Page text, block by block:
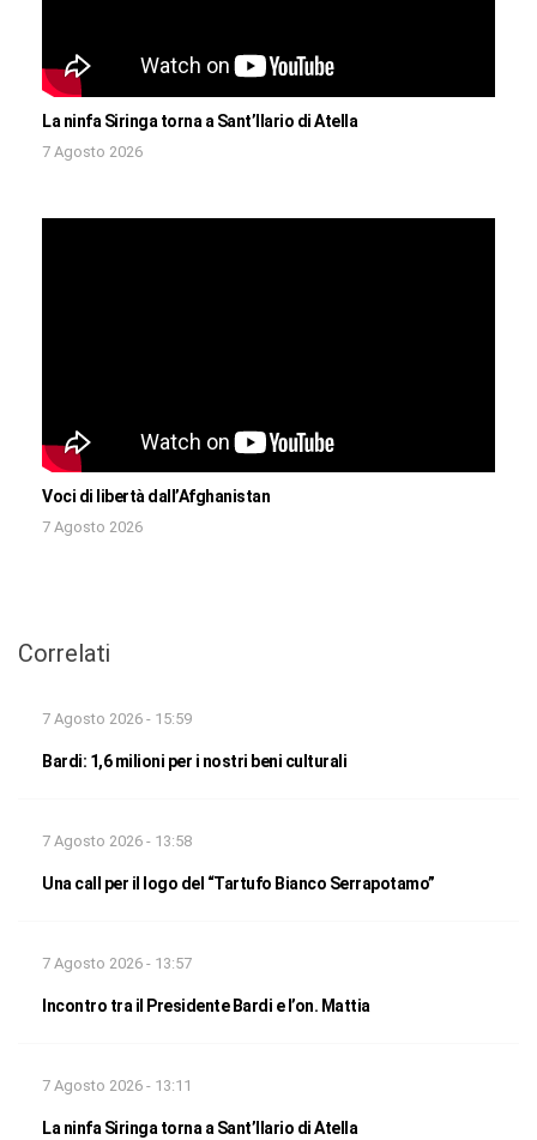
La ninfa Siringa torna a Sant’Ilario di Atella
7 Agosto 2026
Voci di libertà dall’Afghanistan
7 Agosto 2026
Correlati
7 Agosto 2026 - 15:59
Bardi: 1,6 milioni per i nostri beni culturali
7 Agosto 2026 - 13:58
Una call per il logo del “Tartufo Bianco Serrapotamo”
7 Agosto 2026 - 13:57
Incontro tra il Presidente Bardi e l’on. Mattia
7 Agosto 2026 - 13:11
La ninfa Siringa torna a Sant’Ilario di Atella